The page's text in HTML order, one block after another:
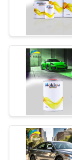
আবেদন
সাইট
গোপনীয়তা
কার